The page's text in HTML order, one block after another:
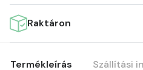
Raktáron
Termékleírás Szállítási